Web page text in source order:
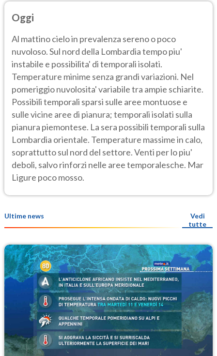
Oggi
Al mattino cielo in prevalenza sereno o poco
nuvoloso. Sul nord della Lombardia tempo piu'
instabile e possibilita' di temporali isolati.
Temperature minime senza grandi variazioni. Nel
pomeriggio nuvolosita' variabile tra ampie schiarite.
Possibili temporali sparsi sulle aree montuose e
sulle vicine aree di pianura; temporali isolati sulla
pianura piemontese. La sera possibili temporali sulla
Lombardia orientale. Temperature massime in calo,
soprattutto sul nord del settore. Venti per lo piu'
deboli, salvo rinforzi nelle aree temporalesche. Mar
Ligure poco mosso.
Ultime news
Vedi
tutte